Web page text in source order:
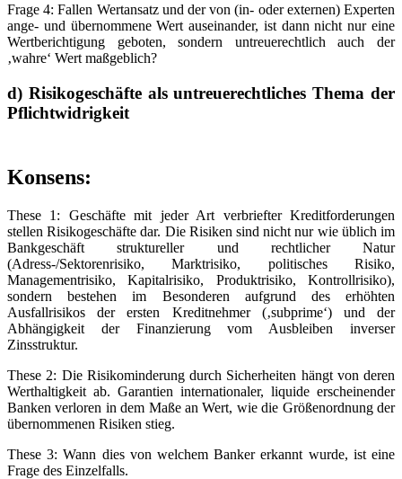
Frage 4: Fallen Wertansatz und der von (in- oder externen) Experten
ange- und übernommene Wert auseinander, ist dann nicht nur eine
Wertberichtigung geboten, sondern untreuerechtlich auch der
‚wahre‘ Wert maßgeblich?
d) Risikogeschäfte als untreuerechtliches Thema der
Pflichtwidrigkeit
Konsens:
These 1: Geschäfte mit jeder Art verbriefter Kreditforderungen
stellen Risikogeschäfte dar. Die Risiken sind nicht nur wie üblich im
Bankgeschäft struktureller und rechtlicher Natur
(Adress-/Sektorenrisiko, Marktrisiko, politisches Risiko,
Managementrisiko, Kapitalrisiko, Produktrisiko, Kontrollrisiko),
sondern bestehen im Besonderen aufgrund des erhöhten
Ausfallrisikos der ersten Kreditnehmer (‚subprime‘) und der
Abhängigkeit der Finanzierung vom Ausbleiben inverser
Zinsstruktur.
These 2: Die Risikominderung durch Sicherheiten hängt von deren
Werthaltigkeit ab. Garantien internationaler, liquide erscheinender
Banken verloren in dem Maße an Wert, wie die Größenordnung der
übernommenen Risiken stieg.
These 3: Wann dies von welchem Banker erkannt wurde, ist eine
Frage des Einzelfalls.